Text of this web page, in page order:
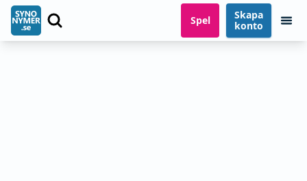
Spel
Skapa
konto